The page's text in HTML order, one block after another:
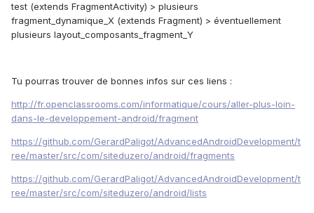
test (extends FragmentActivity) > plusieurs
fragment_dynamique_X (extends Fragment) > éventuellement
plusieurs layout_composants_fragment_Y
Tu pourras trouver de bonnes infos sur ces liens :
http://fr.openclassrooms.com/informatique/cours/aller-plus-loin-
dans-le-developpement-android/fragment
https://github.com/GerardPaligot/AdvancedAndroidDevelopment/t
ree/master/src/com/siteduzero/android/fragments
https://github.com/GerardPaligot/AdvancedAndroidDevelopment/t
ree/master/src/com/siteduzero/android/lists